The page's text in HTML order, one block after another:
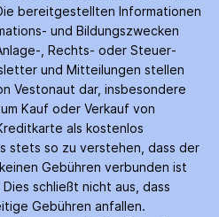
bereitgestellten Informationen
und Bildungs­zwecken
, Rechts- oder Steuer­
und Mitteilungen stellen
Vestonaut dar, insbesondere
Kauf oder Verkauf von
als kostenlos
stets so zu verstehen, dass der
Gebühren verbunden ist
schließt nicht aus, dass
Gebühren anfallen.